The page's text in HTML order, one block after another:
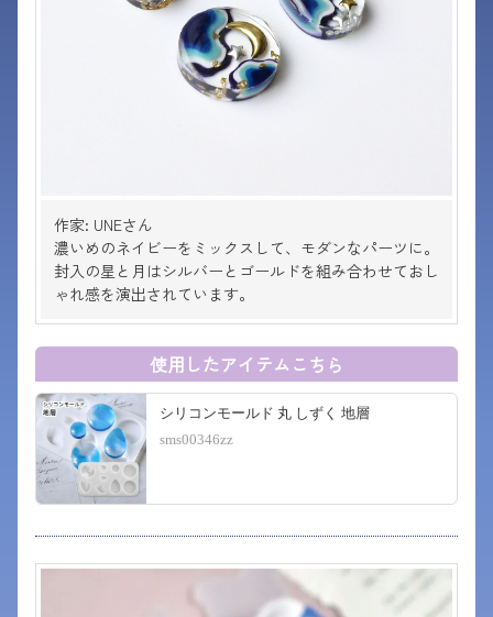
作家: UNEさん
濃いめのネイビーをミックスして、モダンなパーツに。
封入の星と月はシルバーとゴールドを組み合わせておし
ゃれ感を演出されています。
使用したアイテムこちら
シリコンモールド 丸 しずく 地層
sms00346zz